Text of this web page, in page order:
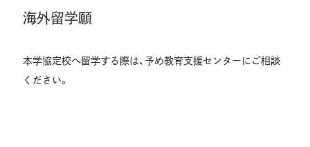
海外留学願
本学協定校へ留学する際は、予め教育支援センターにご相談
ください。